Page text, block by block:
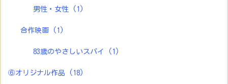
男性・女性 (1)
合作映画 (1)
83歳のやさしいスパイ (1)
⑥オリジナル作品 (18)